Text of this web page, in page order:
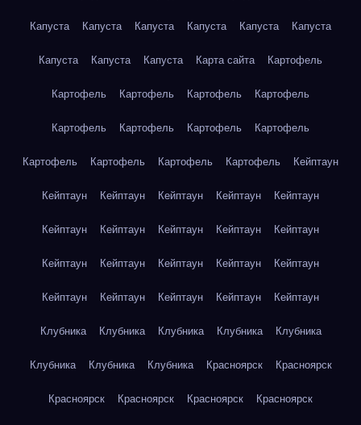
Капуста Капуста Капуста Капуста Капуста Капуста
Капуста Капуста Капуста Карта сайта Картофель
Картофель Картофель Картофель Картофель
Картофель Картофель Картофель Картофель
Картофель Картофель Картофель Картофель Кейптаун
Кейптаун Кейптаун Кейптаун Кейптаун Кейптаун
Кейптаун Кейптаун Кейптаун Кейптаун Кейптаун
Кейптаун Кейптаун Кейптаун Кейптаун Кейптаун
Кейптаун Кейптаун Кейптаун Кейптаун Кейптаун
Клубника Клубника Клубника Клубника Клубника
Клубника Клубника Клубника Красноярск Красноярск
Красноярск Красноярск Красноярск Красноярск